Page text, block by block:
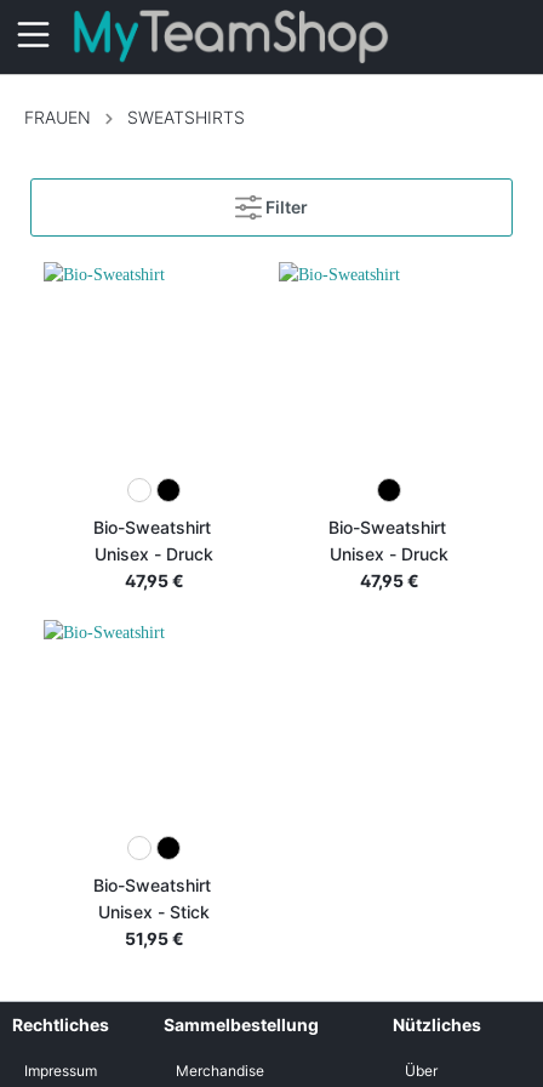
FRAUEN SWEATSHIRTS
Filter
Bio-Sweatshirt
Unisex - Druck
47,95 €
Bio-Sweatshirt
Unisex - Druck
47,95 €
Bio-Sweatshirt
Unisex - Stick
51,95 €
Rechtliches
Impressum
Sammelbestellung
Merchandise
Nützliches
Über